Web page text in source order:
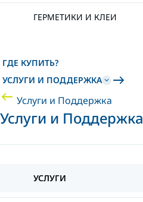
ГЕРМЕТИКИ И КЛЕИ
ГДЕ КУПИТЬ?
УСЛУГИ И ПОДДЕРЖКА
Услуги и Поддержка
Услуги и Поддержка
УСЛУГИ